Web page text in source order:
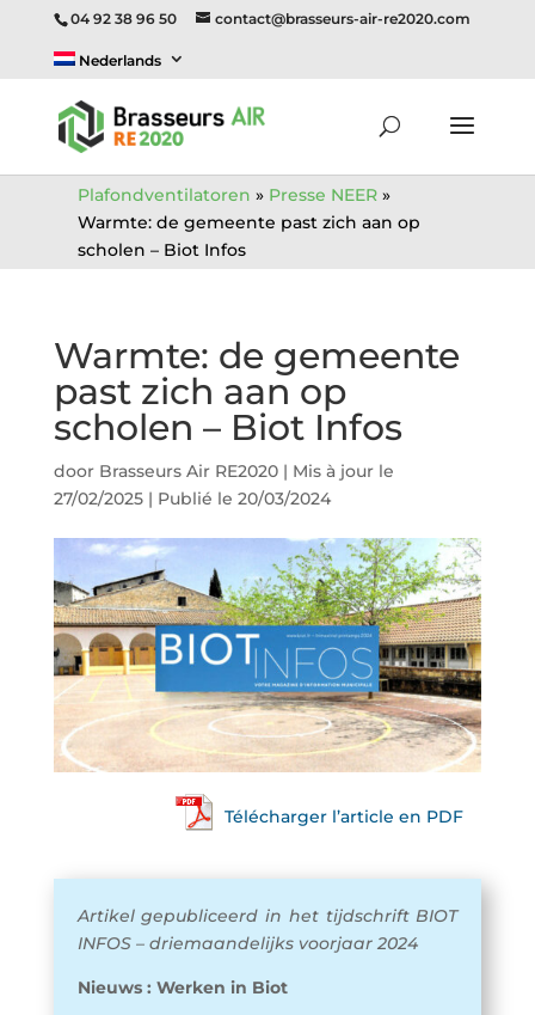
Plafondventilatoren » Presse NEER»
Warmte: de gemeente past zich aan op
scholen – Biot Infos
04 92 38 96 50 contact@brasseurs-air-re2020.com
Nederlands
Warmte: de gemeente
past zich aan op
scholen – Biot Infos
door Brasseurs Air RE2020| Mis à jour le
27/02/2025 | Publié le 20/03/2024
Télécharger l’article en PDF
Artikel gepubliceerd in het tijdschrift BIOT
INFOS – driemaandelijks voorjaar 2024
Nieuws : Werken in Biot